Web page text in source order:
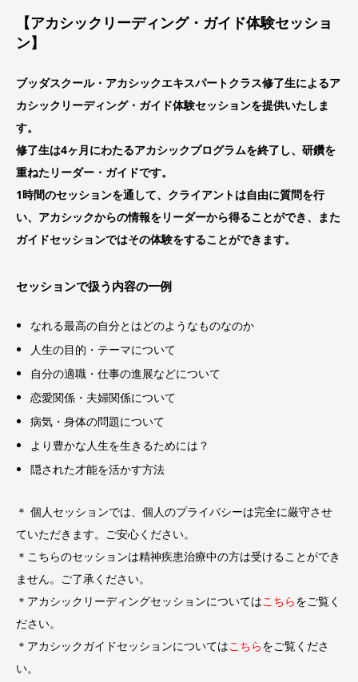
【アカシックリーディング・ガイド体験セッショ
ン】
ブッダスクール・アカシックエキスパートクラス修了生によるア
カシックリーディング・ガイド体験セッションを提供いたしま
す。
修了生は4ヶ月にわたるアカシックプログラムを終了し、研鑽を
重ねたリーダー・ガイドです。
1時間のセッションを通して、クライアントは自由に質問を行
い、アカシックからの情報をリーダーから得ることができ、また
ガイドセッションではその体験をすることができます。
セッションで扱う内容の一例
なれる最高の自分とはどのようなものなのか
人生の目的・テーマについて
自分の適職・仕事の進展などについて
恋愛関係・夫婦関係について
病気・身体の問題について
より豊かな人生を生きるためには？
隠された才能を活かす方法
＊ 個人セッションでは、個人のプライバシーは完全に厳守させ
ていただきます。ご安心ください。
＊こちらのセッションは精神疾患治療中の方は受けることができ
ません。ご了承ください。
＊アカシックリーディングセッションについてはこちらをご覧く
ださい。
＊アカシックガイドセッションについてはこちらをご覧くださ
い。